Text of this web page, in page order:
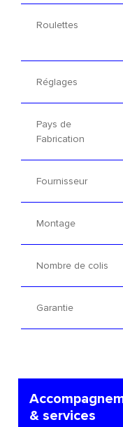
Roulettes
Réglages
Pays de
Fabrication
Fournisseur
Montage
Nombre de colis
Garantie
& services